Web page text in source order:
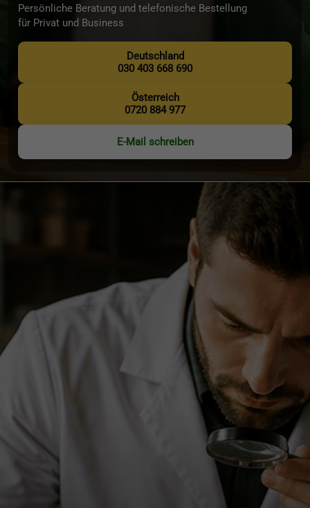
Persönliche Beratung und telefonische Bestellung
für Privat und Business
Deutschland
030 403 668 690
Österreich
0720 884 977
E-Mail schreiben